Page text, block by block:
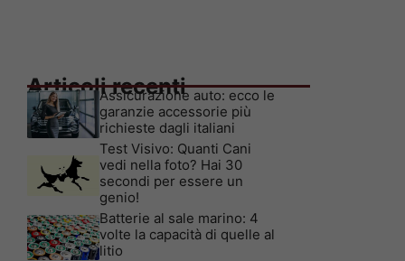
Articoli recenti
Assicurazione auto: ecco le
garanzie accessorie più
richieste dagli italiani
Test Visivo: Quanti Cani
vedi nella foto? Hai 30
secondi per essere un
genio!
Batterie al sale marino: 4
volte la capacità di quelle al
litio